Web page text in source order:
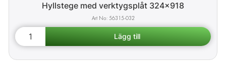
Hyllstege med verktygsplåt 324x918
56315-032